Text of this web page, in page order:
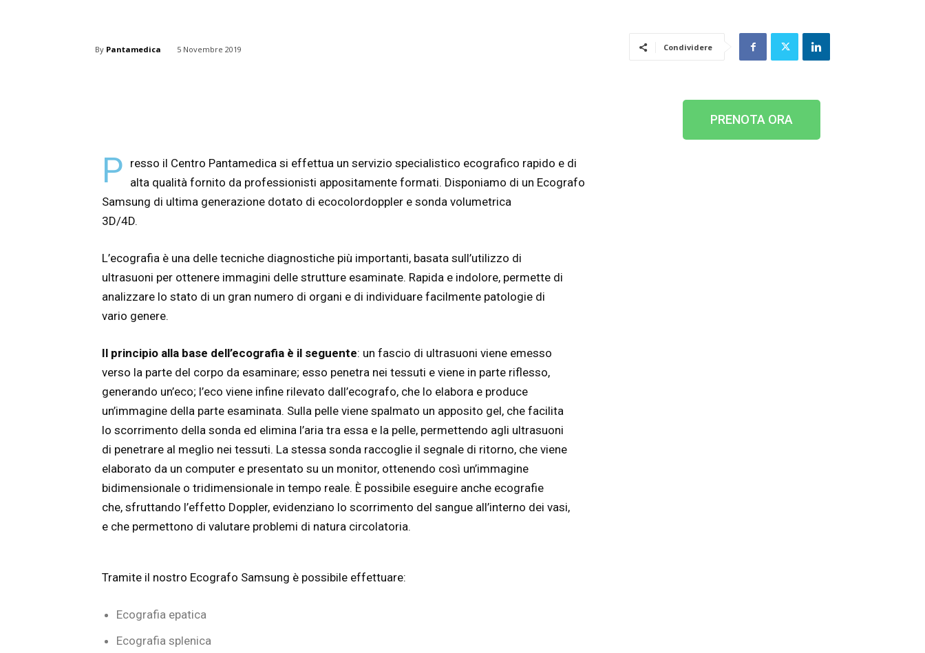
By Pantamedica 5 Novembre 2019 Condividere
PRENOTA ORA
P resso il Centro Pantamedica si effettua un servizio specialistico ecografico rapido e di
alta qualità fornito da professionisti appositamente formati. Disponiamo di un Ecografo
Samsung di ultima generazione dotato di ecocolordoppler e sonda volumetrica
3D/4D.
L’ecografia è una delle tecniche diagnostiche più importanti, basata sull’utilizzo di
ultrasuoni per ottenere immagini delle strutture esaminate. Rapida e indolore, permette di
analizzare lo stato di un gran numero di organi e di individuare facilmente patologie di
vario genere.
Il principio alla base dell’ecografia è il seguente: un fascio di ultrasuoni viene emesso
verso la parte del corpo da esaminare; esso penetra nei tessuti e viene in parte riflesso,
generando un’eco; l’eco viene infine rilevato dall’ecografo, che lo elabora e produce
un’immagine della parte esaminata. Sulla pelle viene spalmato un apposito gel, che facilita
lo scorrimento della sonda ed elimina l’aria tra essa e la pelle, permettendo agli ultrasuoni
di penetrare al meglio nei tessuti. La stessa sonda raccoglie il segnale di ritorno, che viene
elaborato da un computer e presentato su un monitor, ottenendo così un’immagine
bidimensionale o tridimensionale in tempo reale. È possibile eseguire anche ecografie
che, sfruttando l’effetto Doppler, evidenziano lo scorrimento del sangue all’interno dei vasi,
e che permettono di valutare problemi di natura circolatoria.
Tramite il nostro Ecografo Samsung è possibile effettuare:
Ecografia epatica
Ecografia splenica